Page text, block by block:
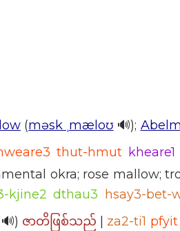
(məsk ˌmæloʊ🔊);
thut-hmut kheare1
okra; rose mallow;
kjine2 dthau3 hsay3-bet-
ဇာတိဖြစ်သည် | za2-ti1 pfyit